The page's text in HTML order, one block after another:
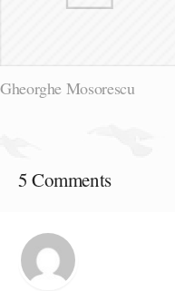
Gheorghe Mosorescu
5 Comments